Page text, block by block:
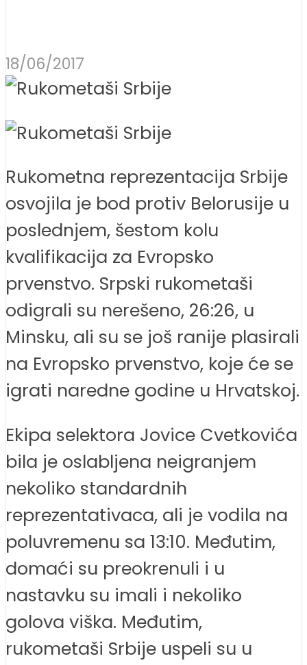
18/06/2017
Rukometna reprezentacija Srbije
osvojila je bod protiv Belorusije u
poslednjem, šestom kolu
kvalifikacija za Evropsko
prvenstvo. Srpski rukometaši
odigrali su nerešeno, 26:26, u
Minsku, ali su se još ranije plasirali
na Evropsko prvenstvo, koje će se
igrati naredne godine u Hrvatskoj.
Ekipa selektora Jovice Cvetkovića
bila je oslabljena neigranjem
nekoliko standardnih
reprezentativaca, ali je vodila na
poluvremenu sa 13:10. Međutim,
domaći su preokrenuli i u
nastavku su imali i nekoliko
golova viška. Međutim,
rukometaši Srbije uspeli su u